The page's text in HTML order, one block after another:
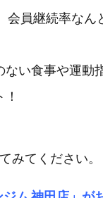
員継続率なん
ない食事や運動
みてください。